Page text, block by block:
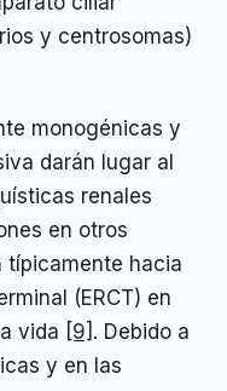
y centrosomas)
monogénicas y
darán lugar al
renales
en otros
típicamente hacia
(ERCT) en
vida [9] . Debido a
y en las